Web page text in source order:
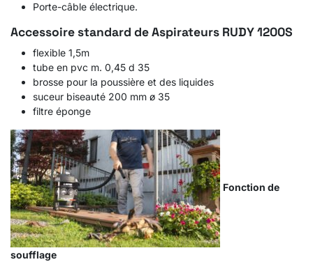
Porte-câble électrique.
Accessoire standard deAspirateurs RUDY 1200S
flexible 1,5m
tube en pvc m. 0,45 d 35
brosse pour la poussière et des liquides
suceur biseauté 200 mm ø 35
filtre éponge
Fonction de
soufflage